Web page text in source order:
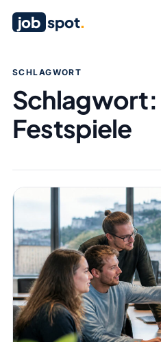
job spot.
SCHLAGWORT
Schlagwort:
Festspiele